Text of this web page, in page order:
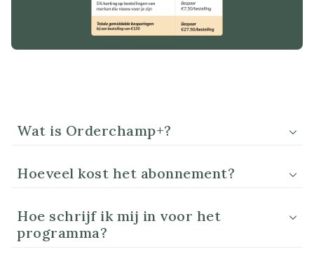
Wat is Orderchamp+?
Hoeveel kost het abonnement?
Hoe schrijf ik mij in voor het
programma?